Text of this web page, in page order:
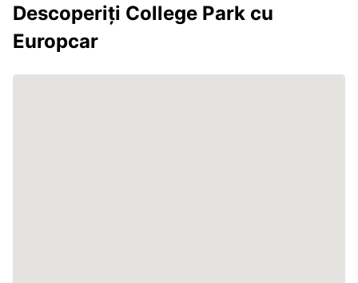
Descoperiți College Park cu
Europcar